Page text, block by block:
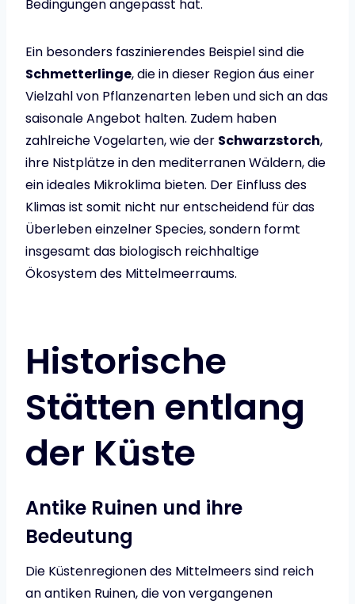
Bedingungen angepasst hat.
Ein besonders faszinierendes Beispiel sind die
Schmetterlinge, die in dieser Region áus einer
Vielzahl von Pflanzenarten leben und sich an das
saisonale Angebot halten. Zudem haben
zahlreiche Vogelarten, wie der Schwarzstorch,
ihre Nistplätze in den mediterranen Wäldern, die
ein ideales Mikroklima bieten. Der Einfluss des
Klimas ist somit nicht nur entscheidend für das
Überleben einzelner Species, sondern formt
insgesamt das biologisch reichhaltige
Ökosystem des Mittelmeerraums.
Historische
Stätten entlang
der Küste
Antike Ruinen und ihre
Bedeutung
Die Küstenregionen des Mittelmeers sind reich
an antiken Ruinen, die von vergangenen